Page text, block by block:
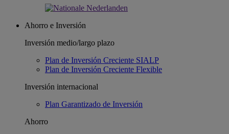
Ahorro e Inversión
Inversión medio/largo plazo
Plan de Inversión Creciente SIALP
Plan de Inversión Creciente Flexible
Inversión internacional
Plan Garantizado de Inversión
Ahorro